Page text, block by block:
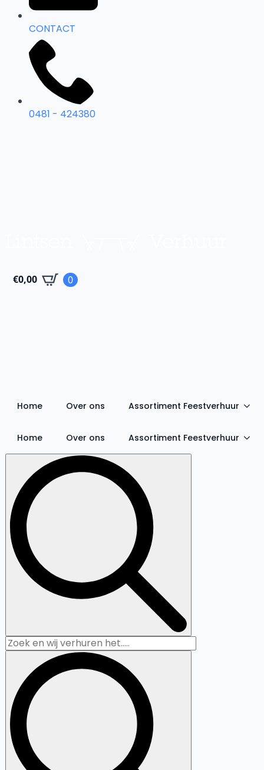
CONTACT
0481 - 424380
€0,00 0
Home Over ons Assortiment Feestverhuur
Home Over ons Assortiment Feestverhuur
Search